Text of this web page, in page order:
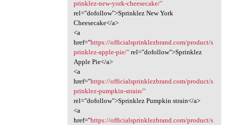
prinklez-new-york-cheesecake/"
rel="dofollow">Sprinklez New York
Cheesecake</a>
<a
href="https://officialsprinklezbrand.com/product/s
prinklez-apple-pie/"rel="dofollow">Sprinklez
Apple Pie</a>
<a
href="https://officialsprinklezbrand.com/product/s
prinklez-pumpkin-strain/"
rel="dofollow">Sprinklez Pumpkin strain</a>
<a
href="https://officialsprinklezbrand.com/product/s